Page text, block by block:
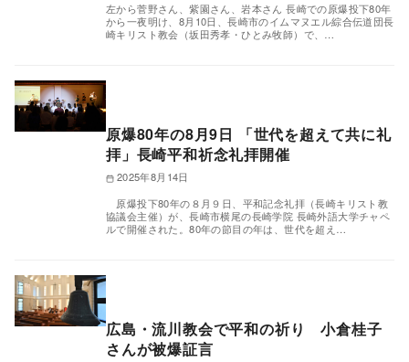
左から菅野さん、紫園さん、岩本さん 長崎での原爆投下80年
から一夜明け、8月10日、長崎市のイムマヌエル綜合伝道団長
崎キリスト教会（坂田秀孝・ひとみ牧師）で、…
原爆80年の8月9日 「世代を超えて共に礼
拝」長崎平和祈念礼拝開催
2025年8月14日
原爆投下80年の８月９日、平和記念礼拝（長崎キリスト教
協議会主催）が、長崎市横尾の長崎学院 長崎外語大学チャペ
ルで開催された。80年の節目の年は、世代を超え…
広島・流川教会で平和の祈り 小倉桂子
さんが被爆証言